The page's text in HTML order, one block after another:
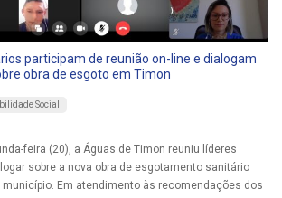
participam de reunião on-line e dialogam
obra de esgoto em Timon
Social
feira (20), a Águas de Timon reuniu líderes
sobre a nova obra de esgotamento sanitário
Em atendimento às recomendações dos